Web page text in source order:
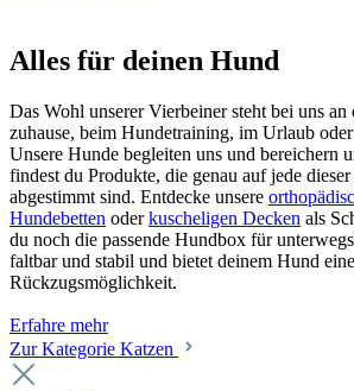
Alles für deinen Hund
Das Wohl unserer Vierbeiner steht bei uns an
zuhause, beim Hundetraining, im Urlaub
Unsere Hunde begleiten uns und bereichern
findest du Produkte, die genau auf jede
abgestimmt sind. Entdecke unsere
Hundebetten oderkuscheligen Decken als
du noch die passende Hundbox für
faltbar und stabil und bietet deinem Hund
Rückzugsmöglichkeit.
Erfahre mehr
Zur Kategorie Katzen